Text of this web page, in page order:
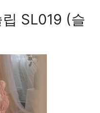
SL019 (슬